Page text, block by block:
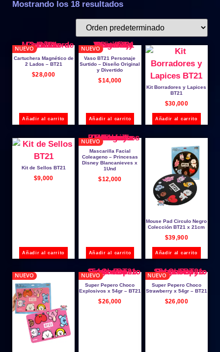
Mostrando los 18 resultados
NUEVO
Cartuchera Magnético de
2 Lados – BT21
$28,000
Añadir al carrito
NUEVO
Vaso BT21 Personaje
Surtido – Diseño Original
y Divertido
$14,000
Añadir al carrito
Kit Borradores y Lapices
BT21
$30,000
Añadir al carrito
Kit de Sellos BT21
$9,000
Añadir al carrito
NUEVO
Mascarilla Facial
Coleageno – Princesas
Disney Blancanieves x
1Und
$12,000
Añadir al carrito
Mouse Pad Circulo Negro
Colección BT21 x 21cm
$39,900
Añadir al carrito
NUEVO NUEVO
Super Pepero Choco
Explosivos x 54gr – BT21
$26,000
NUEVO
Super Pepero Choco
Strawberry x 54gr – BT21
$26,000